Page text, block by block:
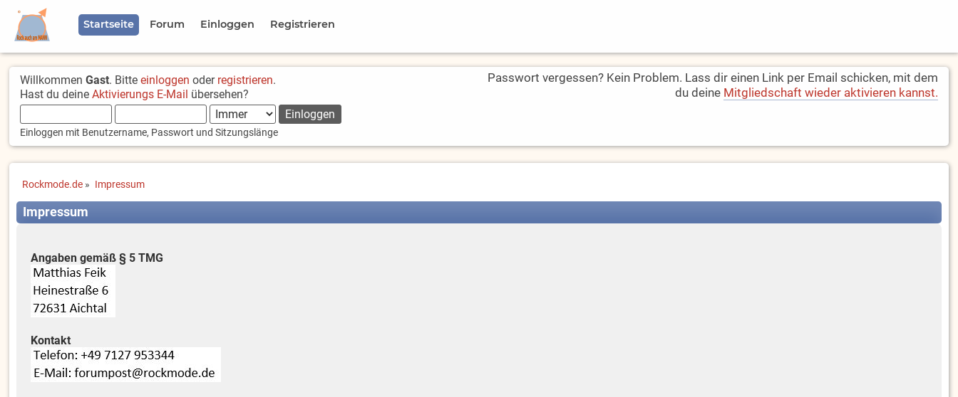
Startseite Forum Einloggen Registrieren
WillkommenGast. Bitteeinloggen oder registrieren.
Hast du deineAktivierungs E-Mail übersehen?
Einloggen mit Benutzername, Passwort und Sitzungslänge
Passwort vergessen? Kein Problem. Lass dir einen Link per Email schicken, mit dem
du deine Mitgliedschaft wieder aktivieren kannst.
Rockmode.de » Impressum
Impressum
Angaben gemäß § 5 TMG
Kontakt